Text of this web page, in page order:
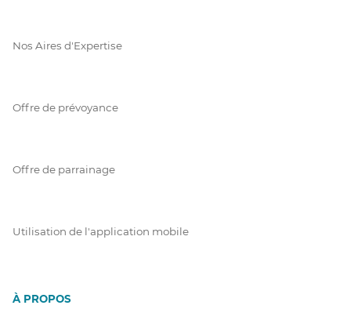
Nos Aires d'Expertise
Offre de prévoyance
Offre de parrainage
Utilisation de l'application mobile
À PROPOS